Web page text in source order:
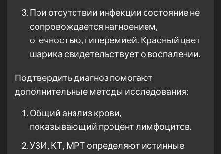
При отсутствии инфекции состояние не
сопровождается нагноением,
отечностью, гиперемией. Красный цвет
шарика свидетельствует о воспалении.
Подтвердить диагноз помогают
дополнительные методы исследования:
Общий анализ крови,
показывающий процент лимфоцитов.
УЗИ, КТ, МРТ определяют истинные